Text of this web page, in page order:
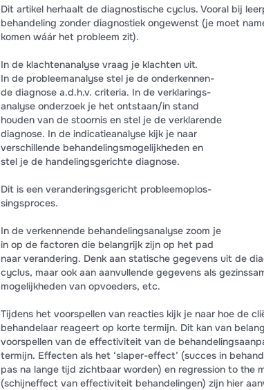
Dit artikel herhaalt de diagnostische cyclus. Vooral bij
behandeling zonder diagnostiek ongewenst (je moet
komen wáár het probleem zit).
In de klachtenanalyse vraag je klachten uit.
In de probleemanalyse stel je de onderkennen-
de diagnose a.d.h.v. criteria. In de verklarings-
analyse onderzoek je het ontstaan/in stand
houden van de stoornis en stel je de verklarende
diagnose. In de indicatieanalyse kijk je naar
verschillende behandelingsmogelijkheden en
stel je de handelingsgerichte diagnose.
Dit is een veranderingsgericht probleemoplos-
singsproces.
In de verkennende behandelingsanalyse zoom je
in op de factoren die belangrijk zijn op het pad
naar verandering. Denk aan statische gegevens uit de
cyclus, maar ook aan aanvullende gegevens als
mogelijkheden van opvoeders, etc.
Tijdens het voorspellen van reacties kijk je naar hoe de
behandelaar reageert op korte termijn. Dit kan van
voorspellen van de effectiviteit van de
termijn. Effecten als het ‘slaper-effect’ (succes in
pas na lange tijd zichtbaar worden) en regression to the
(schijneffect van effectiviteit behandelingen) zijn hier